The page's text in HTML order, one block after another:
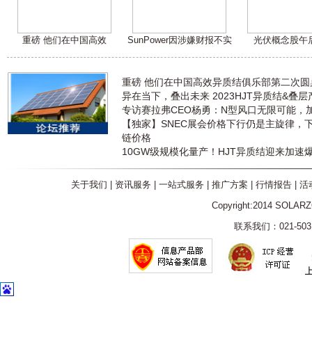
重磅 他们在中国高效 SunPower因涉嫌财报不实 光伏概念股午
重磅 他们在中国高效异质结俱乐部第二次
异在当下，叠出未来 2023HJT异质结&叠层
专访赛拉弗CEO杨勇：N型风口无限可能，
【独家】SNEC展会价格下行仍是主旋律，
链价格
10GW级规模化量产！HJT异质结迎来加速
关于我们 资讯服务 一站式服务 推广方案 行情报告| 活
Copyright:2014
联系我们：021-